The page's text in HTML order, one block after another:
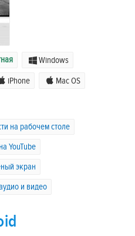
Windows
iPhone Mac OS
на рабочем столе
YouTube
экран
и видео